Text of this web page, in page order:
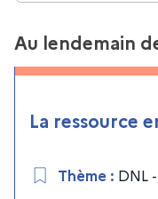
Au lendemain
La ressource
Thème : DNL